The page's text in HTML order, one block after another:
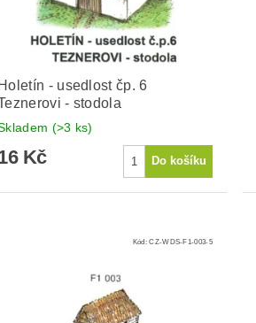
Holetín - usedlost čp. 6
- stodola
(>3 ks)
Kč
Kód:CZ-WDS-F1-003-5